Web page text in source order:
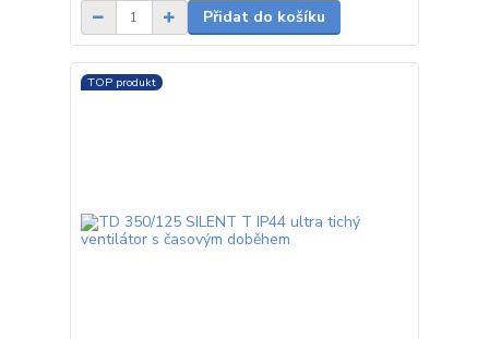
Přidat do košíku
TOP produkt